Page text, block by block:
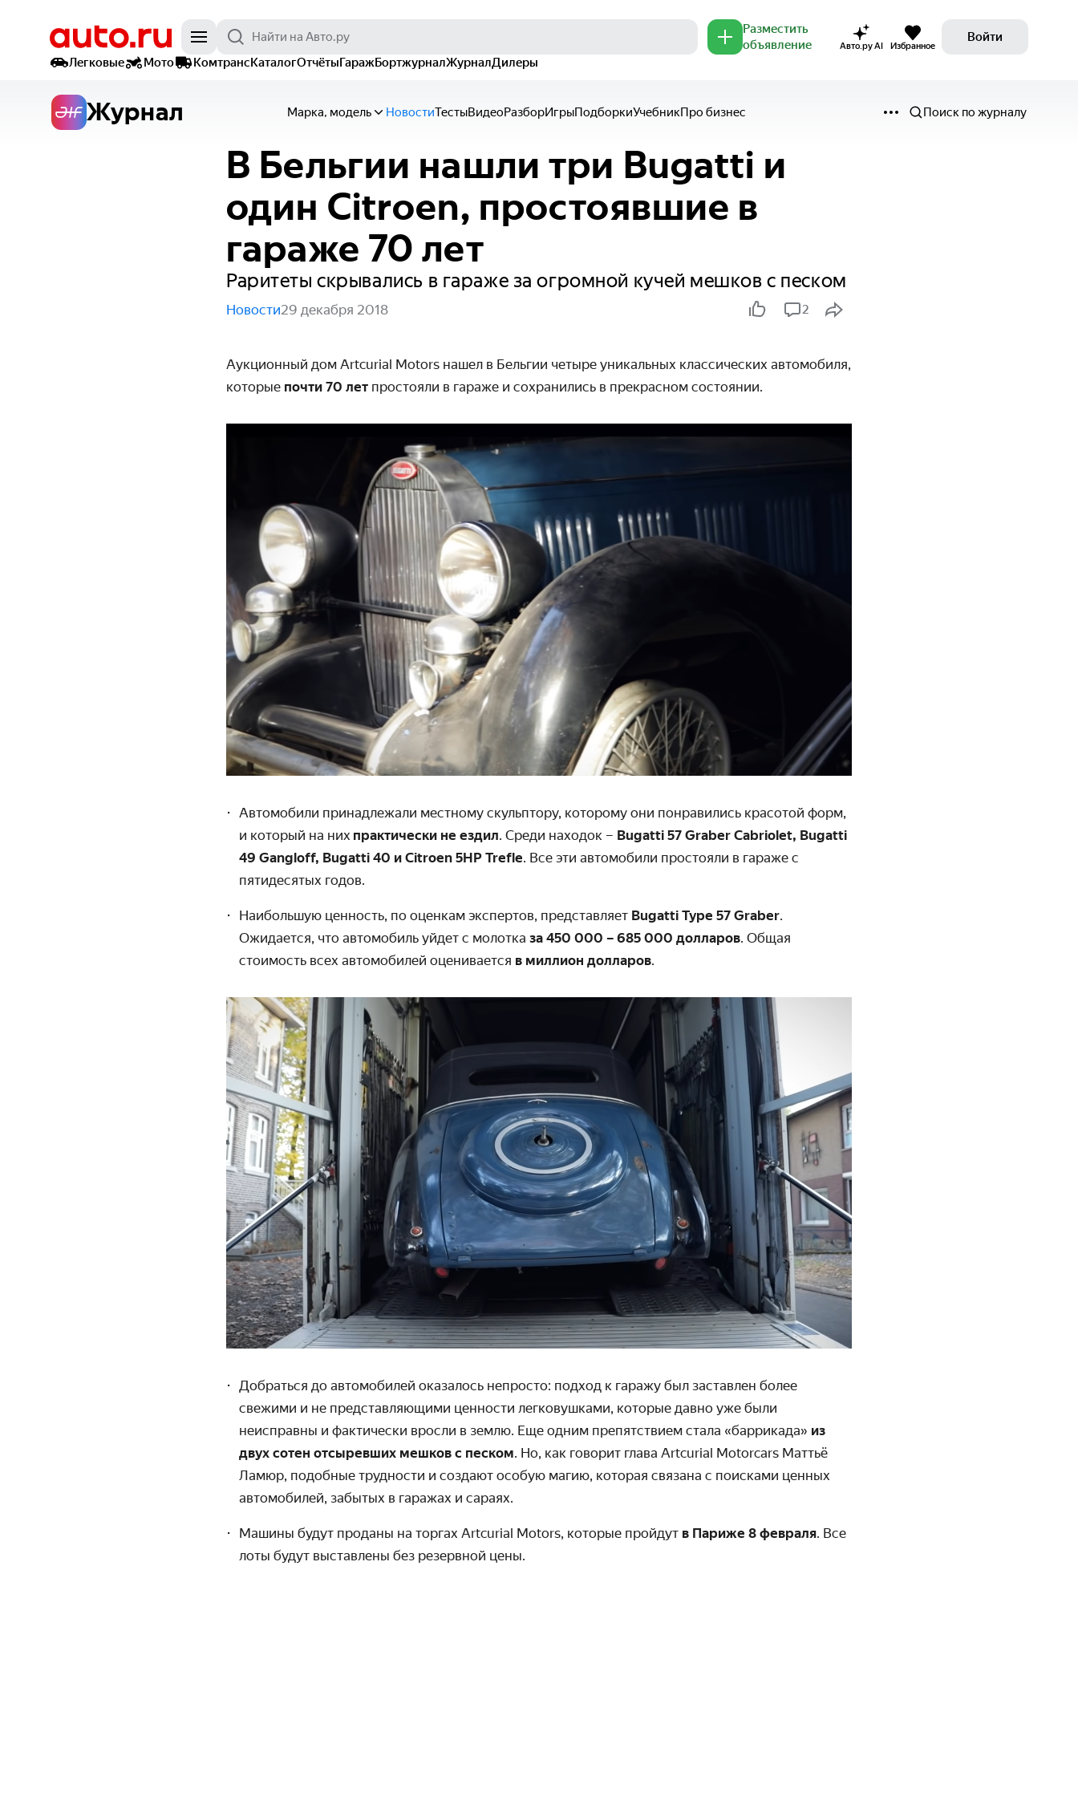
Разместить
объявление
Авто.ру AI Избранное
Войти
Легковые
Мото КомтрансКаталогОтчётыГаражБортжурналЖурналДилеры
Журнал Марка, модель НовостиТестыВидеоРазборИгрыПодборкиУчебникПро бизнес Поиск по журналу
В Бельгии нашли три Bugatti и
один Citroen, простоявшие в
гараже 70 лет
Раритеты скрывались в гараже за огромной кучей мешков с песком
Новости29 декабря 2018 2
Аукционный дом Artcurial Motors нашел в Бельгии четыре уникальных классических автомобиля,
которые почти 70 лет простояли в гараже и сохранились в прекрасном состоянии.
Автомобили принадлежали местному скульптору, которому они понравились красотой форм,
и который на них практически не ездил. Среди находок – Bugatti 57 Graber Cabriolet, Bugatti
49 Gangloff, Bugatti 40 и Citroen 5HP Trefle. Все эти автомобили простояли в гараже с
пятидесятых годов.
Наибольшую ценность, по оценкам экспертов, представляет Bugatti Type 57 Graber.
Ожидается, что автомобиль уйдет с молотка за 450 000 – 685 000 долларов. Общая
стоимость всех автомобилей оценивается в миллион долларов.
Добраться до автомобилей оказалось непросто: подход к гаражу был заставлен более
свежими и не представляющими ценности легковушками, которые давно уже были
неисправны и фактически вросли в землю. Еще одним препятствием стала «баррикада» из
двух сотен отсыревших мешков с песком. Но, как говорит глава Artcurial Motorcars Маттьё
Ламюр, подобные трудности и создают особую магию, которая связана с поисками ценных
автомобилей, забытых в гаражах и сараях.
Машины будут проданы на торгах Artcurial Motors, которые пройдут в Париже 8 февраля. Все
лоты будут выставлены без резервной цены.